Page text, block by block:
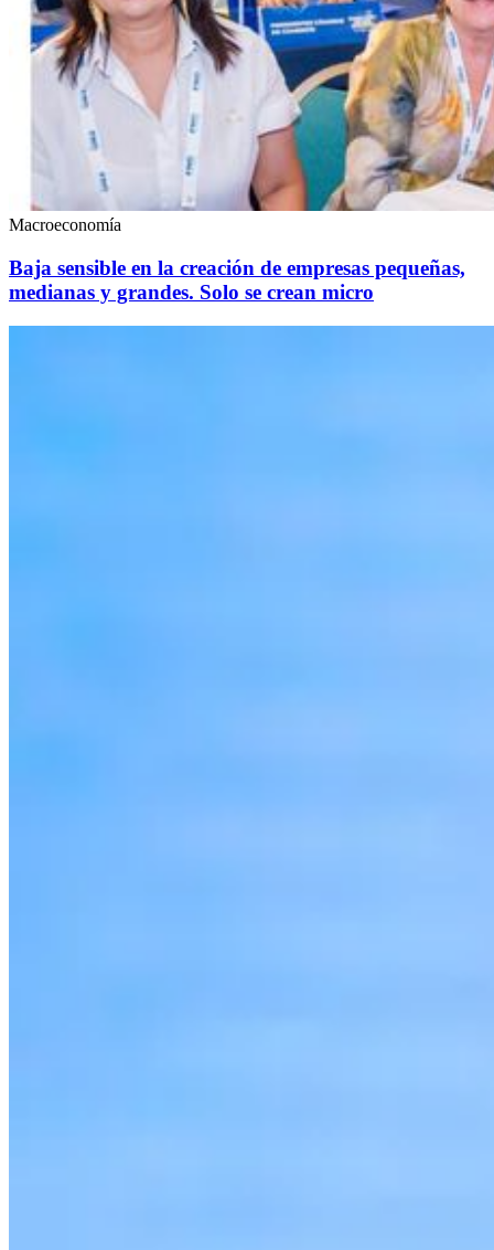
Macroeconomía
Baja sensible en la creación de empresas pequeñas,
medianas y grandes. Solo se crean micro